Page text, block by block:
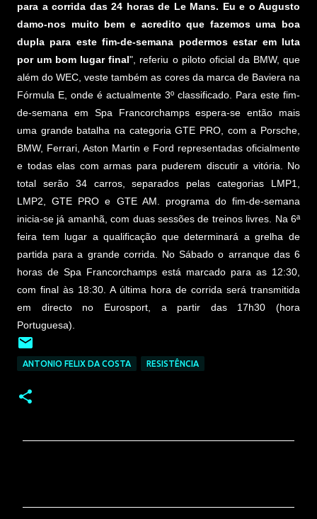
para a corrida das 24 horas de Le Mans. Eu e o Augusto
damo-nos muito bem e acredito que fazemos uma boa
dupla para este fim-de-semana podermos estar em luta
por um bom lugar final", referiu o piloto oficial da BMW, que
além do WEC, veste também as cores da marca de Baviera na
Fórmula E, onde é actualmente 3º classificado. Para este fim-
de-semana em Spa Francorchamps espera-se então mais
uma grande batalha na categoria GTE PRO, com a Porsche,
BMW, Ferrari, Aston Martin e Ford representadas oficialmente
e todas elas com armas para puderem discutir a vitória. No
total serão 34 carros, separados pelas categorias LMP1,
LMP2, GTE PRO e GTE AM. programa do fim-de-semana
inicia-se já amanhã, com duas sessões de treinos livres. Na 6ª
feira tem lugar a qualificação que determinará a grelha de
partida para a grande corrida. No Sábado o arranque das 6
horas de Spa Francorchamps está marcado para as 12:30,
com final às 18:30. A última hora de corrida será transmitida
em directo no Eurosport, a partir das 17h30 (hora
Portuguesa).
ANTONIO FELIX DA COSTA RESISTÊNCIA